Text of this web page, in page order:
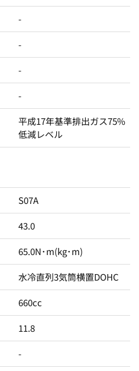
-
-
-
-
平成17年基準排出ガス75%
低減レベル
S07A
43.0
65.0N･m(kg･m)
水冷直列3気筒横置DOHC
660cc
11.8
-